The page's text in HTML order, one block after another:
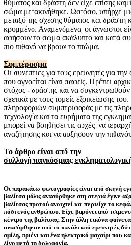
θύματος και δράστη δεν είχε επίσης
σώμα μετακινήθηκε. Ωστόσο, υπήρχε
μεταξύ της σχέσης θύματος και δράστη
κρυμμένο. Αναμενόμενα, οι άγνωστοι
αφήσουν το σώμα ακάλυπτο και κατά
πιο πιθανό να βρουν το πτώμα.
Συμπέρασμα
Οι συνέπειες για τους ερευνητές για
που αγνοείται είναι σαφείς. Πρέπει
στόχος - δράστης και να συγκεντρωθούν
σχετικά με τους τομείς εξοικείωσης
πληροφοριών συμπεριφοράς με τις
τεχνολογία και τα ευρήματα της
μπορεί να βοηθήσει τις αρχές να
αναζήτησης και να αυξήσουν την
Το άρθρο είναι από την
συλλογή παγκόσμιας
Οι παρακάτω φωτογραφίες είναι από σκηνή
βαλίτσα μόλις ανασύρθηκε στη στεριά έγινε
βαλίτσας προτού ανοιχτεί και περιείχε το
πόδι ενός ανθρώπου. Είχε βαρύνει από
κέντρο της βαλίτσας. Στην άλλη εικόνα
ανασύρθηκαν από το κανάλι από ερευνητές
σμίλη, πριόνι και ένα ηλεκτρικό μαχαίρι που
λίγο μετά τη δολοφονία.